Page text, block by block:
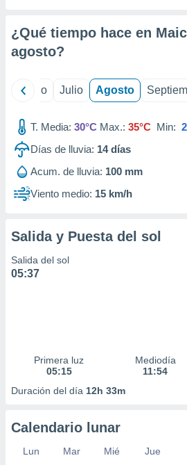
e
de
¿Qué tiempo hace en
agosto?
Junio Julio Agosto
T. Media: 30°C Max.: 35°C Min:
Días de lluvia: 14días
Acum. de lluvia: 100 mm
Viento medio: 15 km/h
Salida y Puesta del sol
Salida del sol
05:37
Primera luz
05:15
Mediodía
11:54
Duración del día 12h 33m
Calendario lunar
Lun Mar Mié Jue